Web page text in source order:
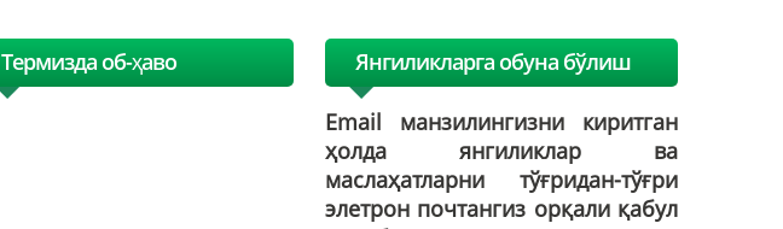
Термизда об-ҳаво Янгиликларга обуна бўлиш
Email манзилингизни киритган
ҳолда янгиликлар ва
маслаҳатларни тўғридан-тўғри
элетрон почтангиз орқали қабул